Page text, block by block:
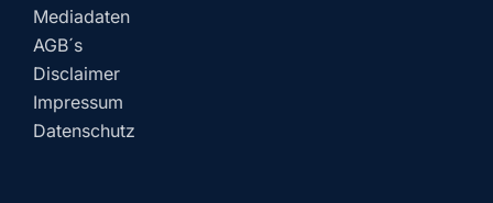
Mediadaten
AGB´s
Disclaimer
Impressum
Datenschutz